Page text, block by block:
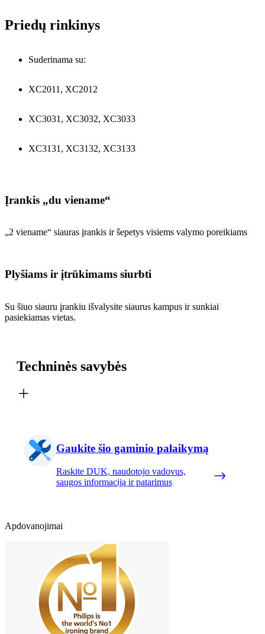
Priedų rinkinys
Suderinama su:
XC2011, XC2012
XC3031, XC3032, XC3033
XC3131, XC3132, XC3133
Įrankis „du viename“
„2 viename“ siauras įrankis ir šepetys visiems valymo poreikiams
Plyšiams ir įtrūkimams siurbti
Su šiuo siauru įrankiu išvalysite siaurus kampus ir sunkiai
pasiekiamas vietas.
Techninės savybės
Gaukite šio gaminio palaikymą
Raskite DUK, naudotojo vadovus,
saugos informaciją ir patarimus
Apdovanojimai